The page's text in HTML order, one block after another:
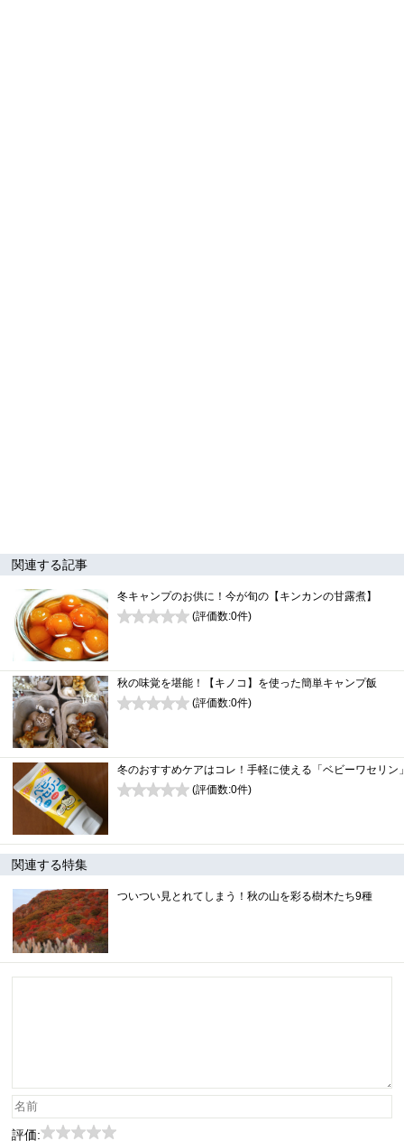
関連する記事
冬キャンプのお供に！今が旬の【キンカンの甘露煮】
(評価数:0件)
秋の味覚を堪能！【キノコ】を使った簡単キャンプ飯
(評価数:0件)
冬のおすすめケアはコレ！手軽に使える「ベビーワセリン
(評価数:0件)
関連する特集
ついつい見とれてしまう！秋の山を彩る樹木たち9種
評価: